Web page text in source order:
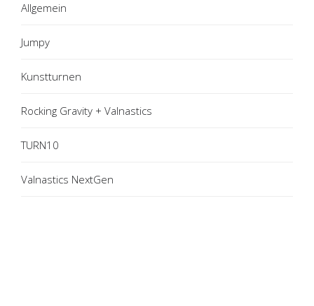
Allgemein
Jumpy
Kunstturnen
Rocking Gravity + Valnastics
TURN10
Valnastics NextGen